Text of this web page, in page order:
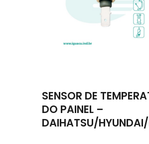
SENSOR DE
DO PAINEL –
DAIHATSU/